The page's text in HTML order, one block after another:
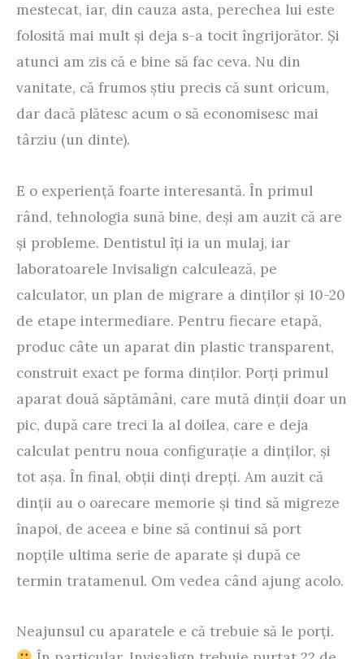
mestecat, iar, din cauza asta, perechea lui este
folosită mai mult şi deja s-a tocit îngrijorător. Şi
atunci am zis că e bine să fac ceva. Nu din
vanitate, că frumos ştiu precis că sunt oricum,
dar dacă plătesc acum o să economisesc mai
târziu (un dinte).
E o experienţă foarte interesantă. În primul
rând, tehnologia sună bine, deşi am auzit că are
şi probleme. Dentistul îţi ia un mulaj, iar
laboratoarele Invisalign calculează, pe
calculator, un plan de migrare a dinţilor şi 10-20
de etape intermediare. Pentru fiecare etapă,
produc câte un aparat din plastic transparent,
construit exact pe forma dinţilor. Porţi primul
aparat două săptămâni, care mută dinţii doar un
pic, după care treci la al doilea, care e deja
calculat pentru noua configuraţie a dinţilor, şi
tot aşa. În final, obţii dinţi drepţi. Am auzit că
dinţii au o oarecare memorie şi tind să migreze
înapoi, de aceea e bine să continui să port
nopţile ultima serie de aparate şi după ce
termin tratamenul. Om vedea când ajung acolo.
Neajunsul cu aparatele e că trebuie să le porţi.